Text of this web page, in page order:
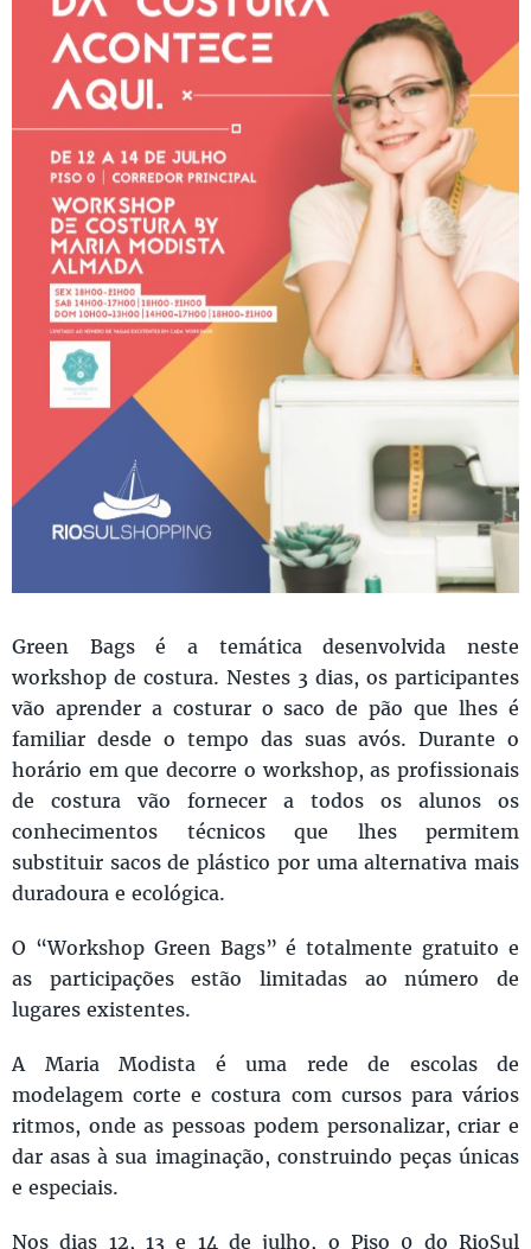
Green Bags é a temática desenvolvida neste
workshop de costura. Nestes 3 dias, os participantes
vão aprender a costurar o saco de pão que lhes é
familiar desde o tempo das suas avós. Durante o
horário em que decorre o workshop, as profissionais
de costura vão fornecer a todos os alunos os
conhecimentos técnicos que lhes permitem
substituir sacos de plástico por uma alternativa mais
duradoura e ecológica.
O “Workshop Green Bags” é totalmente gratuito e
as participações estão limitadas ao número de
lugares existentes.
A Maria Modista é uma rede de escolas de
modelagem corte e costura com cursos para vários
ritmos, onde as pessoas podem personalizar, criar e
dar asas à sua imaginação, construindo peças únicas
e especiais.
Nos dias 12, 13 e 14 de julho, o Piso 0 do RioSul